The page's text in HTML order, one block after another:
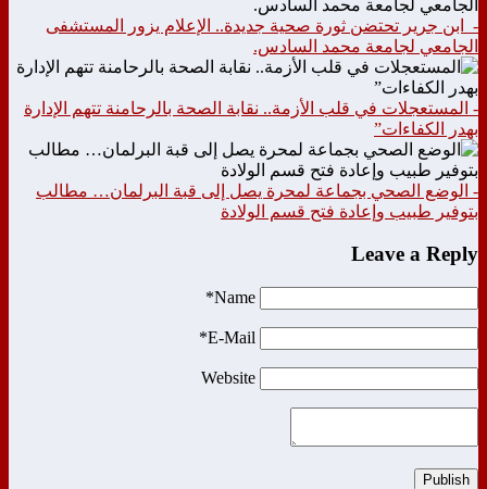
- ابن جرير تحتضن ثورة صحية جديدة.. الإعلام يزور المستشفى
الجامعي لجامعة محمد السادس.
- المستعجلات في قلب الأزمة.. نقابة الصحة بالرحامنة تتهم الإدارة
بهدر الكفاءات”
- الوضع الصحي بجماعة لمحرة يصل إلى قبة البرلمان… مطالب
بتوفير طبيب وإعادة فتح قسم الولادة
Leave a Reply
Name*
E-Mail*
Website
Publish